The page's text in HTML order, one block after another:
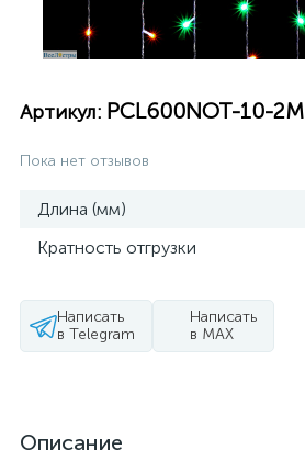
Артикул: PCL600NOT-10-2M
Пока нет отзывов
Длина (мм)
Кратность отгрузки
Написать
в Telegram
Написать
в MAX
Описание